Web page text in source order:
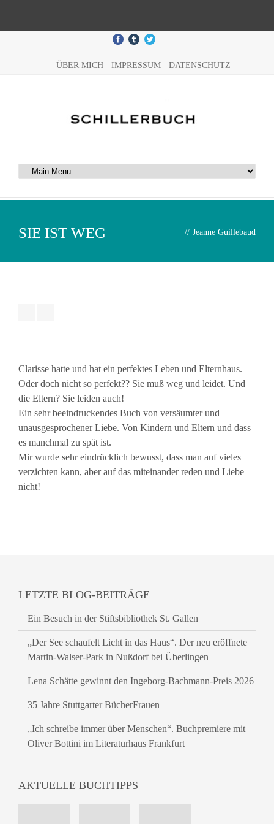
ÜBER MICH IMPRESSUM DATENSCHUTZ
SIE IST WEG // Jeanne Guillebaud
Clarisse hatte und hat ein perfektes Leben und Elternhaus.
Oder doch nicht so perfekt?? Sie muß weg und leidet. Und
die Eltern? Sie leiden auch!
Ein sehr beeindruckendes Buch von versäumter und
unausgesprochener Liebe. Von Kindern und Eltern und dass
es manchmal zu spät ist.
Mir wurde sehr eindrücklich bewusst, dass man auf vieles
verzichten kann, aber auf das miteinander reden und Liebe
nicht!
LETZTE BLOG-BEITRÄGE
Ein Besuch in der Stiftsbibliothek St. Gallen
„Der See schaufelt Licht in das Haus“. Der neu eröffnete
Martin-Walser-Park in Nußdorf bei Überlingen
Lena Schätte gewinnt den Ingeborg-Bachmann-Preis 2026
35 Jahre Stuttgarter BücherFrauen
„Ich schreibe immer über Menschen“. Buchpremiere mit
Oliver Bottini im Literaturhaus Frankfurt
AKTUELLE BUCHTIPPS